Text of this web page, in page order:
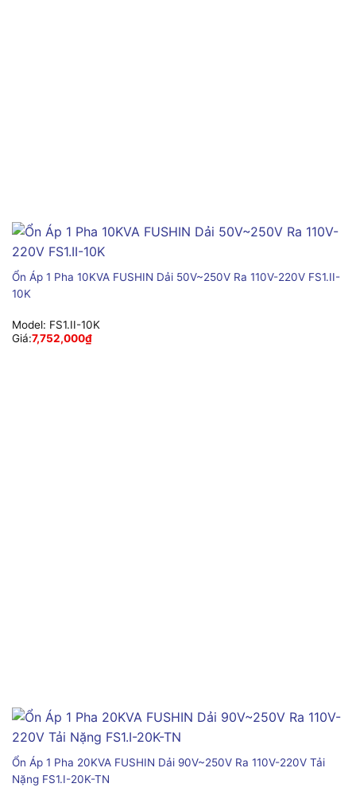
Ổn Áp 1 Pha 10KVA FUSHIN Dải 50V~250V Ra 110V-220V FS1.II-
10K
Model: FS1.II-10K
Giá:7,752,000₫
Ổn Áp 1 Pha 20KVA FUSHIN Dải 90V~250V Ra 110V-220V Tải
Nặng FS1.I-20K-TN